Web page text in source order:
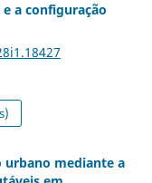
a configuração
urbano mediante a